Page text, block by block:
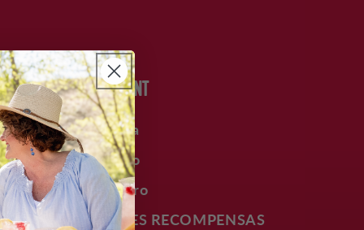
ACCOUNT
Cuenta
Acceso
Registro
DULCES RECOMPENSAS